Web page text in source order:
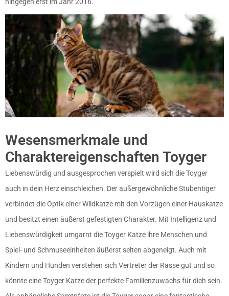
hingegen erst im Jahr 2016.
Wesensmerkmale und
Charaktereigenschaften Toyger
Liebenswürdig und ausgesprochen verspielt wird sich die Toyger
auch in dein Herz einschleichen. Der außergewöhnliche Stubentiger
verbindet die Optik einer Wildkatze mit den Vorzügen einer Hauskatze
und besitzt einen äußerst gefestigten Charakter. Mit Intelligenz und
Liebenswürdigkeit umgarnt die Toyger Katze ihre Menschen und
Spiel- und Schmuseeinheiten äußerst selten abgeneigt. Auch mit
Kindern und Hunden verstehen sich Vertreter der Rasse gut und so
könnte eine Toyger Katze der perfekte Familienzuwachs für dich sein.